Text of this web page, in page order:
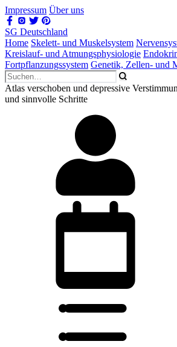
Impressum Über uns
SG Deutschland
Home Skelett- und Muskelsystem
Kreislauf- und Atmungsphysiologie
Fortpflanzungssystem Genetik, Zellen- und
Atlas verschoben und depressive
und sinnvolle Schritte